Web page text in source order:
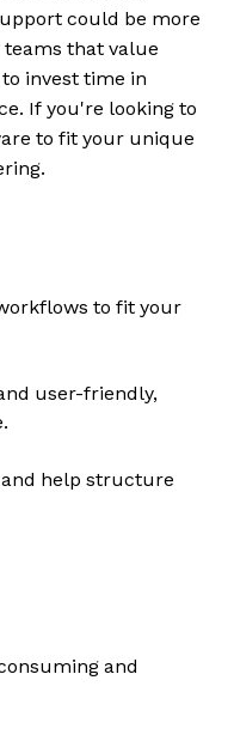
could be more
that value
invest time in
If you're looking to
to fit your unique
to fit your
user-friendly,
and help structure
and